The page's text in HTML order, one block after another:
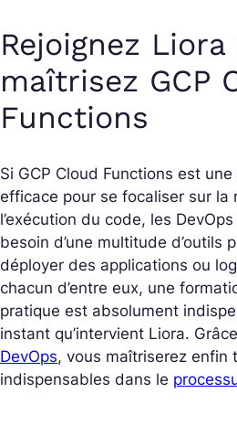
Rejoignez Liora
maîtrisez GCP
Functions
Si GCP Cloud Functions est
efficace pour se focaliser sur la
l’exécution du code, les
besoin d’une multitude d’outils
déployer des applications ou
chacun d’entre eux, une
pratique est absolument
instant qu’intervient Liora.
DevOps, vous maîtriserez enfin
indispensables dans le